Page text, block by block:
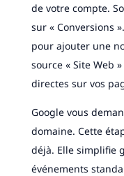
de votre compte.
sur « Conversions
pour ajouter une
source « Site Web
directes sur vos
Google vous
domaine. Cette
déjà. Elle simplifie
événements